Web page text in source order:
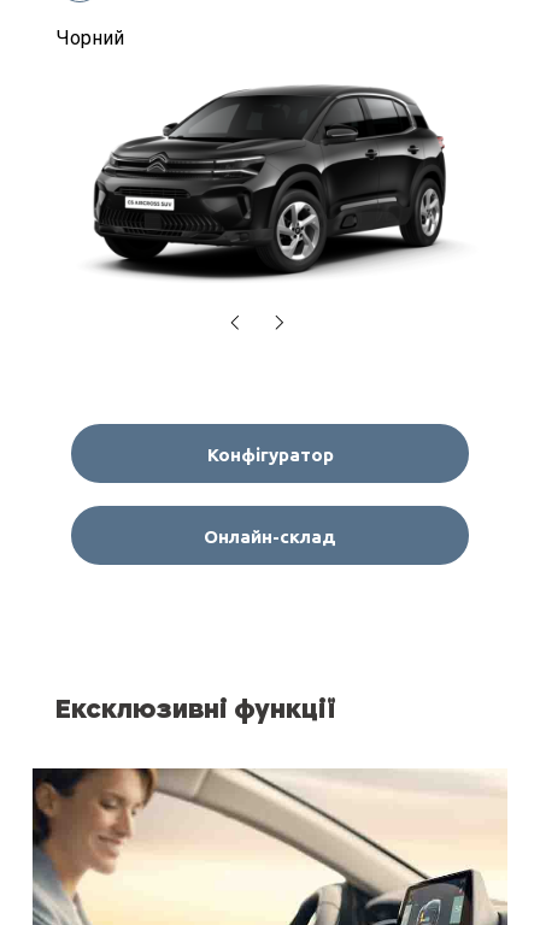
Ексклюзивні функції